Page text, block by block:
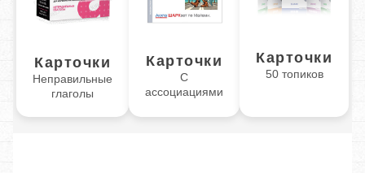
Карточки
Неправильные
глаголы
Карточки
С
ассоциациями
Карточки
50 топиков